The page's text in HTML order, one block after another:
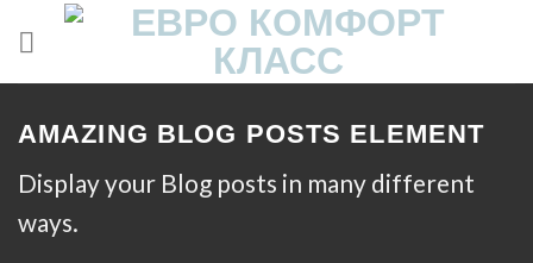
AMAZING BLOG POSTS ELEMENT
Display your Blog posts in many different
ways.